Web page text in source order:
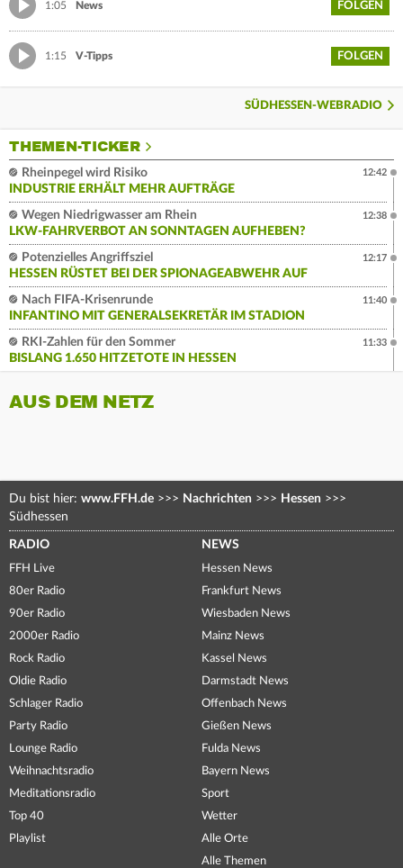
1:05 News FOLGEN
1:15 V-Tipps FOLGEN
SÜDHESSEN-WEBRADIO
THEMEN-TICKER
Rheinpegel wird Risiko
INDUSTRIE ERHÄLT MEHR AUFTRÄGE
12:42
Wegen Niedrigwasser am Rhein
LKW-FAHRVERBOT AN SONNTAGEN AUFHEBEN?
12:38
Potenzielles Angriffsziel
HESSEN RÜSTET BEI DER SPIONAGEABWEHR AUF
12:17
Nach FIFA-Krisenrunde
INFANTINO MIT GENERALSEKRETÄR IM STADION
11:40
RKI-Zahlen für den Sommer
BISLANG 1.650 HITZETOTE IN HESSEN
11:33
AUS DEM NETZ
Du bist hier: www.FFH.de >>> Nachrichten >>> Hessen >>>
Südhessen
RADIO
FFH Live
80er Radio
90er Radio
2000er Radio
Rock Radio
Oldie Radio
Schlager Radio
Party Radio
Lounge Radio
Weihnachtsradio
Meditationsradio
Top 40
Playlist
NEWS
Hessen News
Frankfurt News
Wiesbaden News
Mainz News
Kassel News
Darmstadt News
Offenbach News
Gießen News
Fulda News
Bayern News
Sport
Wetter
Alle Orte
Alle Themen